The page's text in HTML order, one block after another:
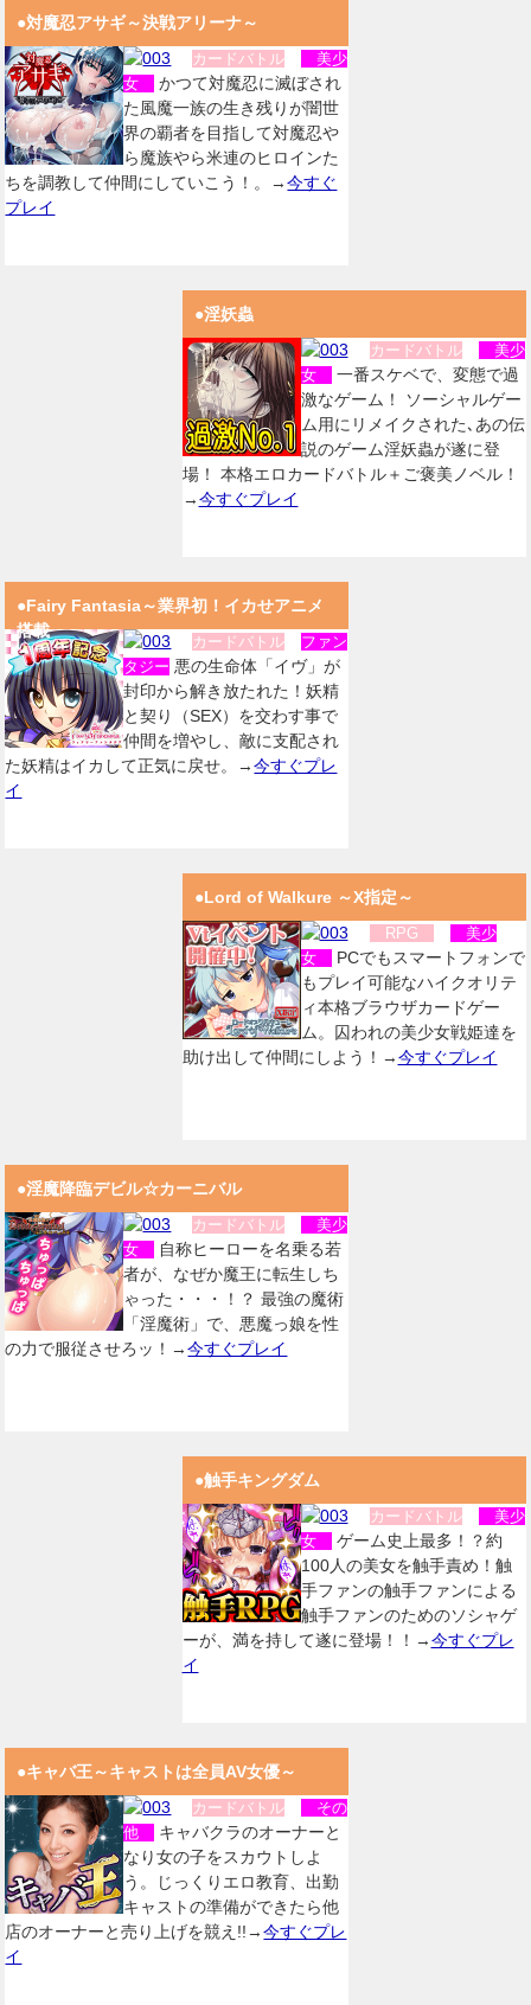
●対魔忍アサギ～決戦アリーナ～
カードバトル
美少
女
かつて対魔忍に滅ぼされ
た風魔一族の生き残りが闇世
界の覇者を目指して対魔忍や
ら魔族やら米連のヒロインた
ちを調教して仲間にしていこう！。→今すぐ
プレイ
●淫妖蟲
カードバトル
美少
女
一番スケベで、変態で過
激なゲーム！ ソーシャルゲー
ム用にリメイクされた､あの伝
説のゲーム淫妖蟲が遂に登
場！ 本格エロカードバトル＋ご褒美ノベル！
→今すぐプレイ
●Fairy Fantasia～業界初！イカせアニメ
搭載
カードバトル
ファン
タジー 悪の生命体「イヴ」が
封印から解き放たれた！妖精
と契り（SEX）を交わす事で
仲間を増やし、敵に支配され
た妖精はイカして正気に戻せ。→今すぐプレ
イ
●Lord of Walkure ～X指定～
RPG
美少
女
PCでもスマートフォンで
もプレイ可能なハイクオリテ
ィ本格ブラウザカードゲー
ム。囚われの美少女戦姫達を
助け出して仲間にしよう！→今すぐプレイ
●淫魔降臨デビル☆カーニバル
カードバトル
美少
女
自称ヒーローを名乗る若
者が、なぜか魔王に転生しち
ゃった・・・！？ 最強の魔術
「淫魔術」で、悪魔っ娘を性
の力で服従させろッ！→今すぐプレイ
●触手キングダム
カードバトル
美少
女
ゲーム史上最多！？約
100人の美女を触手責め！触
手ファンの触手ファンによる
触手ファンのためのソシャゲ
ーが、満を持して遂に登場！！→今すぐプレ
イ
●キャバ王～キャストは全員AV女優～
カードバトル
その
他
キャバクラのオーナーと
なり女の子をスカウトしよ
う。じっくりエロ教育、出勤
キャストの準備ができたら他
店のオーナーと売り上げを競え!!→今すぐプレ
イ